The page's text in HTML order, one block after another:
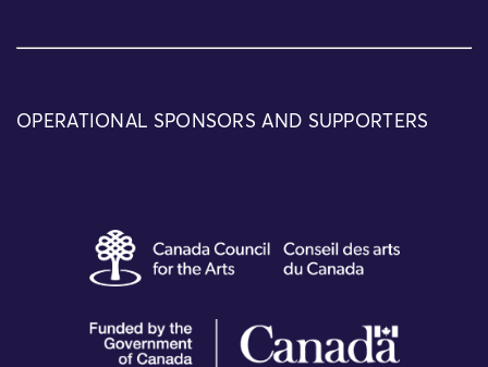
OPERATIONAL SPONSORS AND SUPPORTERS